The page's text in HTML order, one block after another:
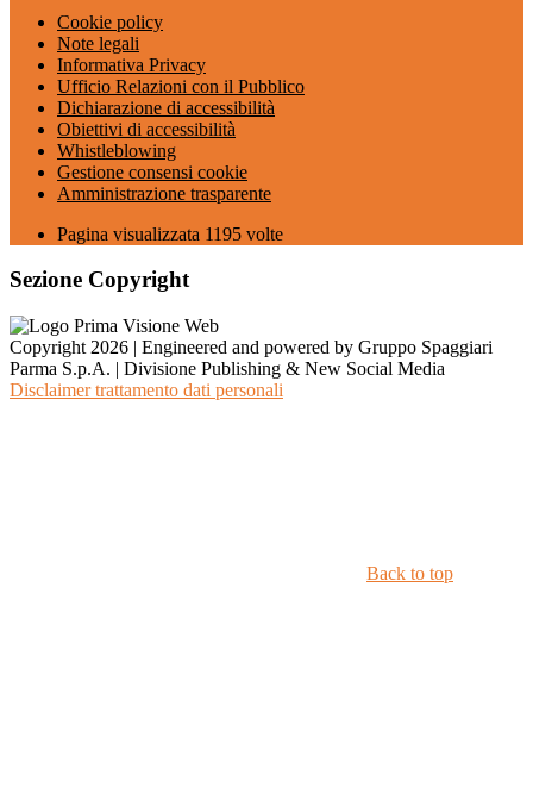
Cookie policy
Note legali
Informativa Privacy
Ufficio Relazioni con il Pubblico
Dichiarazione di accessibilità
Obiettivi di accessibilità
Whistleblowing
Gestione consensi cookie
Amministrazione trasparente
Pagina visualizzata 1195 volte
Sezione Copyright
Copyright 2026 | Engineered and powered by Gruppo Spaggiari
Parma S.p.A. | Divisione Publishing & New Social Media
Disclaimer trattamento dati personali
Back to top